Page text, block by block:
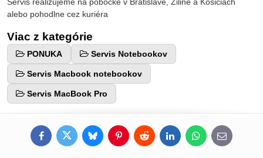
alebo pohodlne cez kuriéra
Viac z kategórie
PONUKA Servis Notebookov
Servis Macbook notebookov
Servis MacBook Pro
FacebookTwitterBlueskyPinterestRedditLinkedInWhatsApp
E-
mail